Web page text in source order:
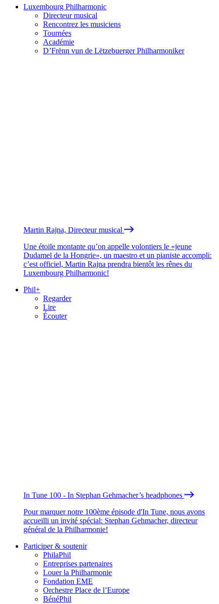
Luxembourg Philharmonic
Directeur musical
Rencontrez les musiciens
Tournées
Académie
D’Frënn vun de Lëtzebuerger Philharmoniker
Martin Rajna, Directeur musical
Une étoile montante qu’on appelle volontiers le «jeune
Dudamel de la Hongrie», un maestro et un pianiste accompli:
c’est officiel, Martin Rajna prendra bientôt les rênes du
Luxembourg Philharmonic!
Phil+
Regarder
Lire
Écouter
In Tune 100 - In Stephan Gehmacher’s headphones
Pour marquer notre 100ème épisode d'In Tune, nous avons
accueilli un invité spécial: Stephan Gehmacher, directeur
général de la Philharmonie!
Participer & soutenir
PhilaPhil
Entreprises partenaires
Louer la Philharmonie
Fondation EME
Orchestre Place de l’Europe
BénéPhil